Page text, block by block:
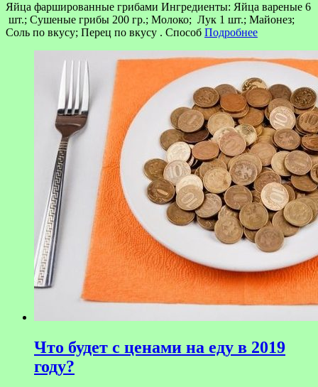
Яйца фаршированные грибами Ингредиенты: Яйца вареные 6
шт.; Сушеные грибы 200 гр.; Молоко; Лук 1 шт.; Майонез;
Соль по вкусу; Перец по вкусу . Способ Подробнее
Что будет с ценами на еду в 2019
году?